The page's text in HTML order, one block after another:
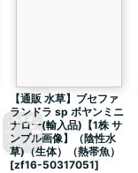
【通販 水草】ブセファ
ランドラ sp ボヤンミニ
ナロー(輸入品)【1株 サ
ンプル画像】（陰性水
草)（生体）（熱帯魚）
[zf16-50317051]